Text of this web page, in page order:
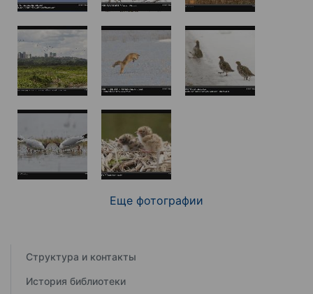
Еще фотографии
Структура и контакты
История библиотеки